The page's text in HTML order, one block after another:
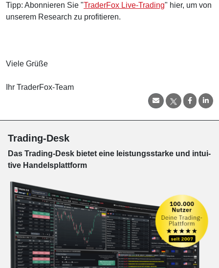
Tipp: Abonnieren Sie "TraderFox Live-Trading" hier, um von
unserem Research zu profitieren.
Viele Grüße
Ihr TraderFox-Team
Trading-Desk
Das Trading-Desk bie­tet eine leis­tungs­star­ke und in­tui­
tive Han­dels­platt­form